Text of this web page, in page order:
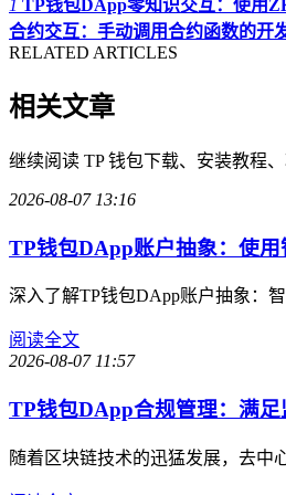
1 TP钱包DApp零知识交互：使用
合约交互：手动调用合约函数的开
RELATED ARTICLES
相关文章
继续阅读 TP 钱包下载、安装教程
2026-08-07 13:16
TP钱包DApp账户抽象：使
深入了解TP钱包DApp账户抽象：
阅读全文
2026-08-07 11:57
TP钱包DApp合规管理：满
随着区块链技术的迅猛发展，去中